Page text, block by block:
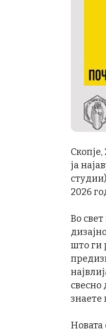
ја
2026
Во
што ги
свесно
знаете
Новата